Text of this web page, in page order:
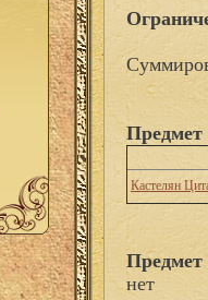
Кастелян
нет